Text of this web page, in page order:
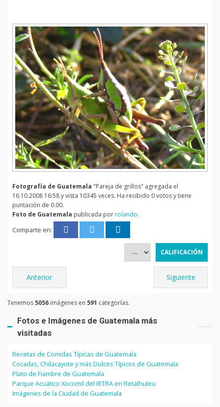
Fotografía de Guatemala "Pareja de grillos" agregada el
16.10.2008 16:58 y vista 10345 veces. Ha recibido 0 votos y tiene
puntación de 0.00.
Foto de Guatemala publicada porrolando.
Comparte en:
Anterior Siguiente
Tenemos 5056 imágenes en 591 categorías.
Fotos e Imágenes de Guatemala más
visitadas
Recetas de Comidas Típicas de Guatemala
Cocadas, Chilacayote y más Dulces Típicos de Guatemala
Plato de Fiambre de Guatemala
Parque Acuático Xocomil del IRTRA en Retalhuleu
Imágenes de la Ciudad de Guatemala